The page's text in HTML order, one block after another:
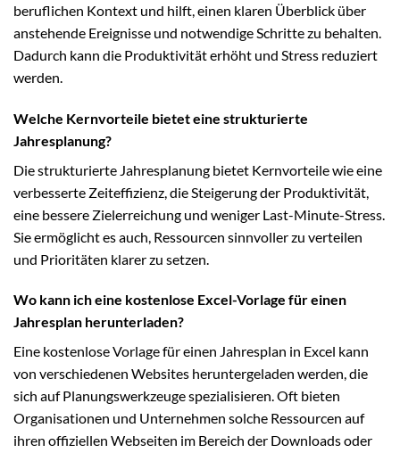
beruflichen Kontext und hilft, einen klaren Überblick über
anstehende Ereignisse und notwendige Schritte zu behalten.
Dadurch kann die Produktivität erhöht und Stress reduziert
werden.
Welche Kernvorteile bietet eine strukturierte
Jahresplanung?
Die strukturierte Jahresplanung bietet Kernvorteile wie eine
verbesserte Zeiteffizienz, die Steigerung der Produktivität,
eine bessere Zielerreichung und weniger Last-Minute-Stress.
Sie ermöglicht es auch, Ressourcen sinnvoller zu verteilen
und Prioritäten klarer zu setzen.
Wo kann ich eine kostenlose Excel-Vorlage für einen
Jahresplan herunterladen?
Eine kostenlose Vorlage für einen Jahresplan in Excel kann
von verschiedenen Websites heruntergeladen werden, die
sich auf Planungswerkzeuge spezialisieren. Oft bieten
Organisationen und Unternehmen solche Ressourcen auf
ihren offiziellen Webseiten im Bereich der Downloads oder